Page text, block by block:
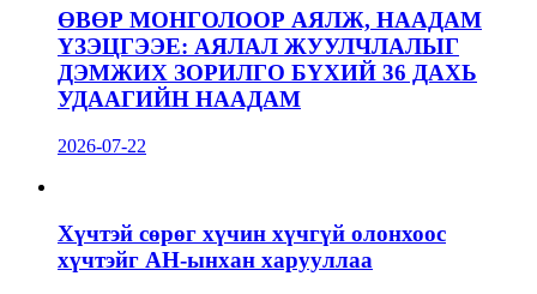
ӨВӨР МОНГОЛООР АЯЛЖ, НААДАМ
ҮЗЭЦГЭЭЕ: АЯЛАЛ ЖУУЛЧЛАЛЫГ
ДЭМЖИХ ЗОРИЛГО БҮХИЙ 36 ДАХЬ
УДААГИЙН НААДАМ
2026-07-22
Хүчтэй сөрөг хүчин хүчгүй олонхоос
хүчтэйг АН-ынхан харууллаа